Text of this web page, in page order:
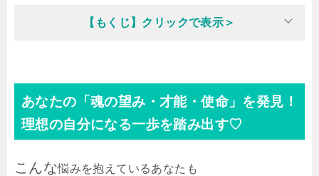
【もくじ】クリックで表示＞
あなたの「魂の望み・才能・使命」を発見！
理想の自分になる一歩を踏み出す♡
こんな悩みを抱えているあなたも